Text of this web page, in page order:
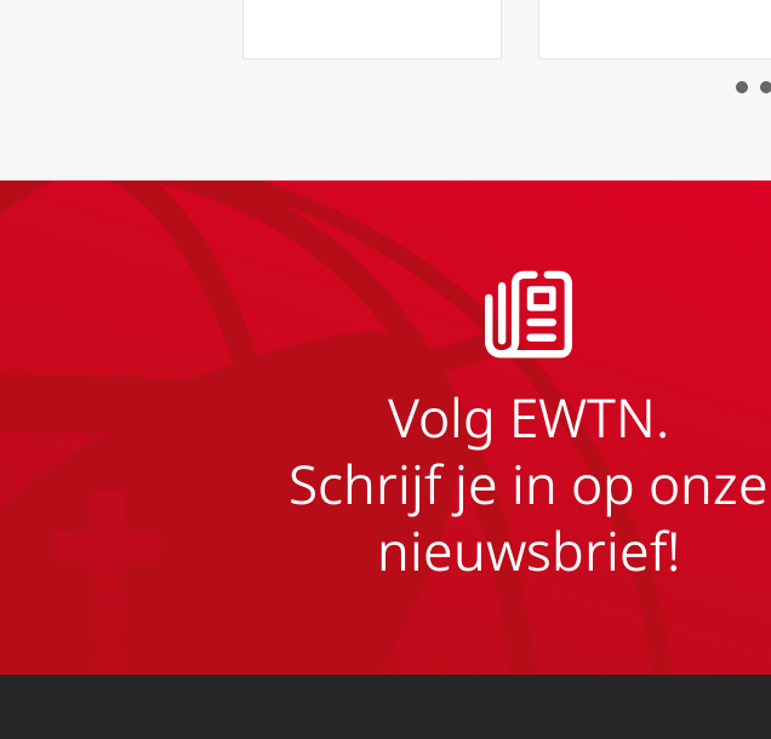
Volg EWTN.
Schrijf je in op onze
nieuwsbrief!